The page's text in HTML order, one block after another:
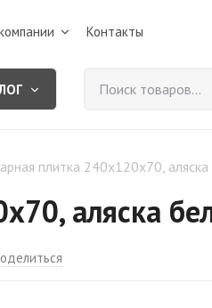
Контакты
плитка 240х120х70,
аляска